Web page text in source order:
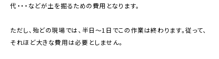
代・・・などが土を掘るための費用となります。
ただし、殆どの現場では、半日～1日でこの作業は終わります。従って、
それほど大きな費用は必要としません。